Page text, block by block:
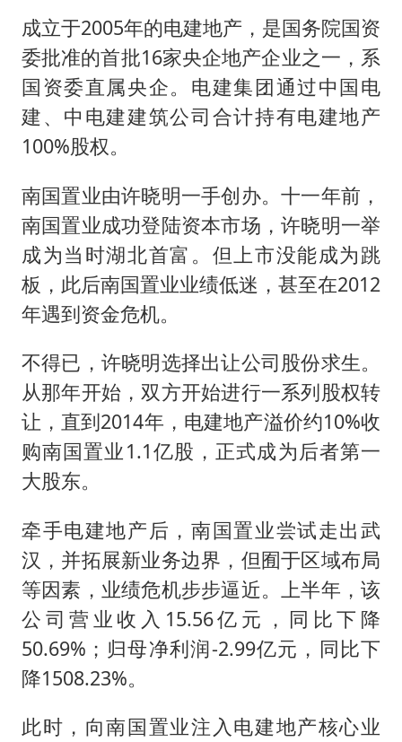
成立于2005年的电建地产，是国务院国资
委批准的首批16家央企地产企业之一，系
国资委直属央企。电建集团通过中国电
建、中电建建筑公司合计持有电建地产
100%股权。
南国置业由许晓明一手创办。十一年前，
南国置业成功登陆资本市场，许晓明一举
成为当时湖北首富。但上市没能成为跳
板，此后南国置业业绩低迷，甚至在2012
年遇到资金危机。
不得已，许晓明选择出让公司股份求生。
从那年开始，双方开始进行一系列股权转
让，直到2014年，电建地产溢价约10%收
购南国置业1.1亿股，正式成为后者第一
大股东。
牵手电建地产后，南国置业尝试走出武
汉，并拓展新业务边界，但囿于区域布局
等因素，业绩危机步步逼近。上半年，该
公司营业收入15.56亿元，同比下降
50.69%；归母净利润-2.99亿元，同比下
降1508.23%。
此时，向南国置业注入电建地产核心业